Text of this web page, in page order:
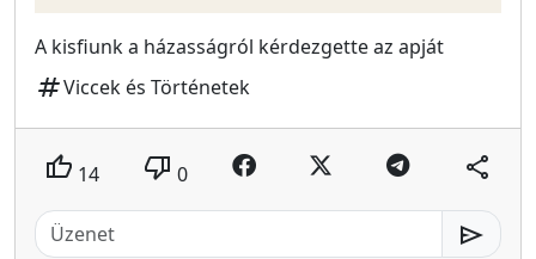
A kisfiunk a házasságról kérdezgette az apját
tagViccek és Történetek
thumb_up 14 thumb_down 0 share
send